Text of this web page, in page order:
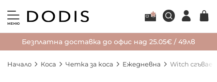
МЕНЮ
Безплатна доставка до офис над 25.05€ / 49лв
Начало Коса Четка за коса Ежедневна Witch